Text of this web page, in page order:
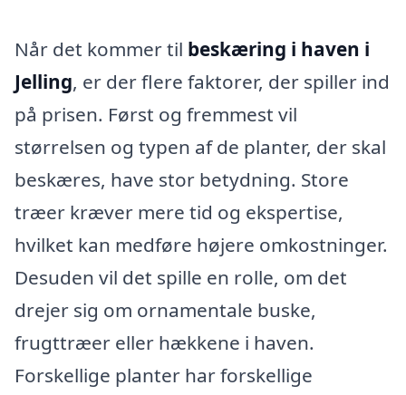
Når det kommer til beskæring i haven i
Jelling, er der flere faktorer, der spiller ind
på prisen. Først og fremmest vil
størrelsen og typen af de planter, der skal
beskæres, have stor betydning. Store
træer kræver mere tid og ekspertise,
hvilket kan medføre højere omkostninger.
Desuden vil det spille en rolle, om det
drejer sig om ornamentale buske,
frugttræer eller hækkene i haven.
Forskellige planter har forskellige